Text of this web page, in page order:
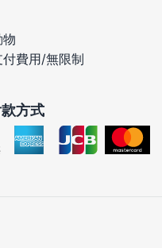
費用/無限制
方式